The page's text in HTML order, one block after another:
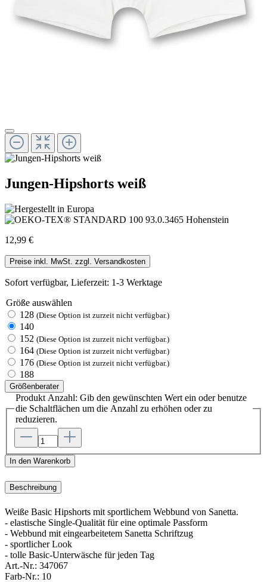
Jungen-Hipshorts weiß
12,99 €
Preise inkl. MwSt. zzgl. Versandkosten
Sofort verfügbar, Lieferzeit: 1-3 Werktage
Größe auswählen
128 (Diese Option ist zurzeit nicht verfügbar.)
140
152 (Diese Option ist zurzeit nicht verfügbar.)
164 (Diese Option ist zurzeit nicht verfügbar.)
176 (Diese Option ist zurzeit nicht verfügbar.)
188
Größenberater
Produkt Anzahl: Gib den gewünschten Wert ein oder benutze
die Schaltflächen um die Anzahl zu erhöhen oder zu
reduzieren.
In den Warenkorb
Beschreibung
Weiße Basic Hipshorts mit sportlichem Webbund von Sanetta.
- elastische Single-Qualität für eine optimale Passform
- Webbund mit eingearbeitetem Sanetta Schriftzug
- sportlicher Look
- tolle Basic-Unterwäsche für jeden Tag
Art.-Nr.: 347067
Farb-Nr.: 10